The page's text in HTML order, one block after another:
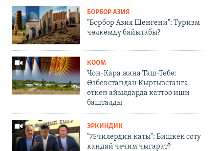
БОРБОР АЗИЯ
"Борбор Азия Шенгени": Туризм
чөлкөмдү байытабы?
КООМ
Чоң-Кара жана Таш-Төбө:
Өзбекстандан Кыргызстанга
өткөн айылдарда каттоо иши
башталды
ЭРКИНДИК
"75чилердин каты": Бишкек соту
кандай чечим чыгарат?